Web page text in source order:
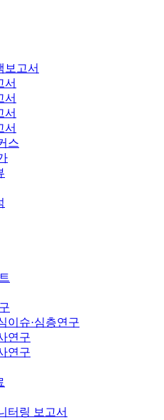
보고서
서
서
서
서
스
이슈·심층연구
연구
연구
터링 보고서